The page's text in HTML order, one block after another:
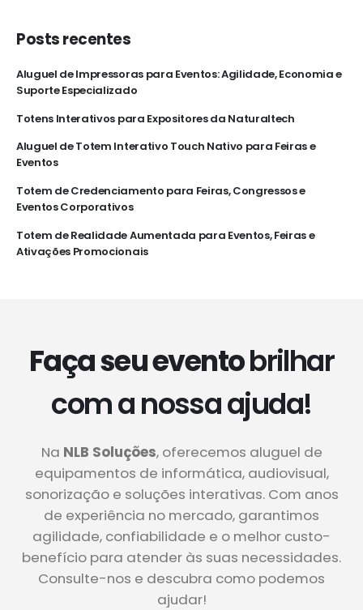
Posts recentes
Aluguel de Impressoras para Eventos: Agilidade, Economia e
Suporte Especializado
Totens Interativos para Expositores da Naturaltech
Aluguel de Totem Interativo Touch Nativo para Feiras e
Eventos
Totem de Credenciamento para Feiras, Congressos e
Eventos Corporativos
Totem de Realidade Aumentada para Eventos, Feiras e
Ativações Promocionais
Faça seu eventobrilhar
com a nossa ajuda!
Na NLB Soluções, oferecemos aluguel de
equipamentos de informática, audiovisual,
sonorização e soluções interativas. Com anos
de experiência no mercado, garantimos
agilidade, confiabilidade e o melhor custo-
benefício para atender às suas necessidades.
Consulte-nos e descubra como podemos
ajudar!